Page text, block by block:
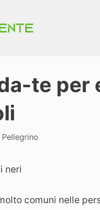
te per
comuni nelle